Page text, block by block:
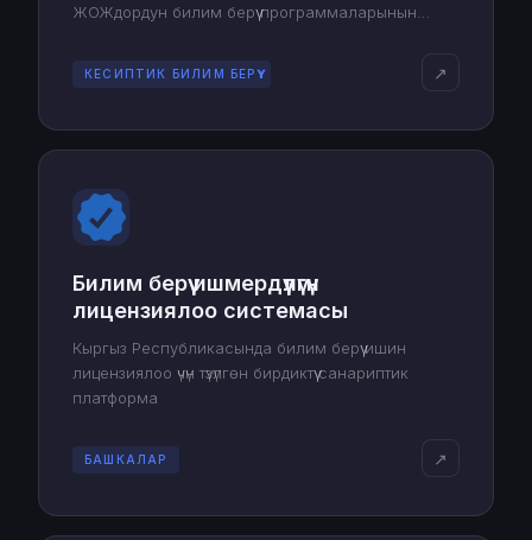
ЖОЖдордун билим берүү программаларынын
жогорку окуу жайларында магистратура жана
докторантура деңгээлинде илим алууга өбөлгө
КЕСИПТИК БИЛИМ БЕРҮҮ ↗
Билим берүү ишмердүүлүгүн
лицензиялоо системасы
Кыргыз Республикасында билим берүү ишин
лицензиялоо үчүн түзүлгөн бирдиктүү санариптик
платформа
БАШКАЛАР ↗